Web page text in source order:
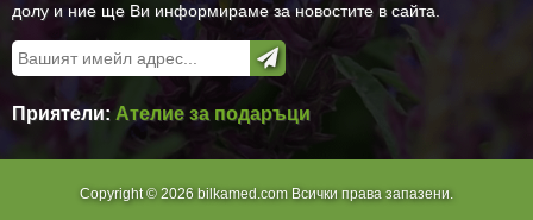
долу и ние ще Ви информираме за новостите в сайта.
Приятели: Ателие за подаръци
Copyright © 2026 bilkamed.com Всички права запазени.